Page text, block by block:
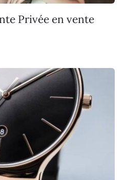
Privée en vente